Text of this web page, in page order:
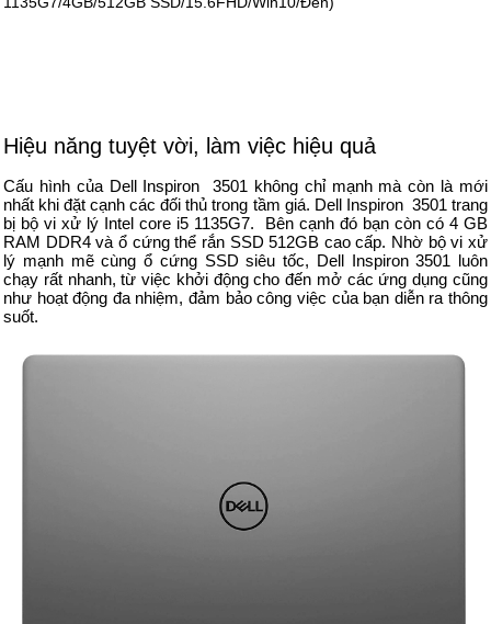
Hiệu năng tuyệt vời, làm việc hiệu quả
Cấu hình của Dell Inspiron 3501 không chỉ mạnh mà còn là mới
nhất khi đặt cạnh các đối thủ trong tầm giá. Dell Inspiron 3501 trang
bị bộ vi xử lý Intel core i5 1135G7. Bên cạnh đó bạn còn có 4 GB
RAM DDR4 và ổ cứng thể rắn SSD 512GB cao cấp. Nhờ bộ vi xử
lý mạnh mẽ cùng ổ cứng SSD siêu tốc, Dell Inspiron 3501 luôn
chạy rất nhanh, từ việc khởi động cho đến mở các ứng dụng cũng
như hoạt động đa nhiệm, đảm bảo công việc của bạn diễn ra thông
suốt.